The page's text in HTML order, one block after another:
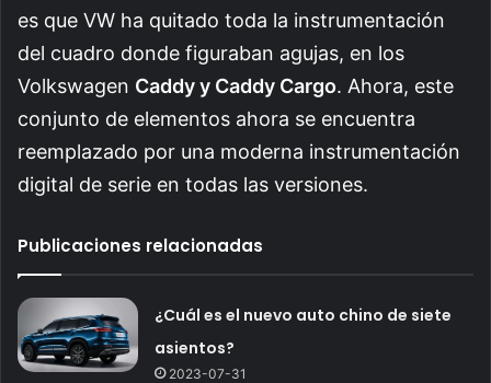
es que VW ha quitado toda la instrumentación
del cuadro donde figuraban agujas, en los
Volkswagen Caddy y Caddy Cargo. Ahora, este
conjunto de elementos ahora se encuentra
reemplazado por una moderna instrumentación
digital de serie en todas las versiones.
Publicaciones relacionadas
¿Cuál es el nuevo auto chino de siete
asientos?
2023-07-31